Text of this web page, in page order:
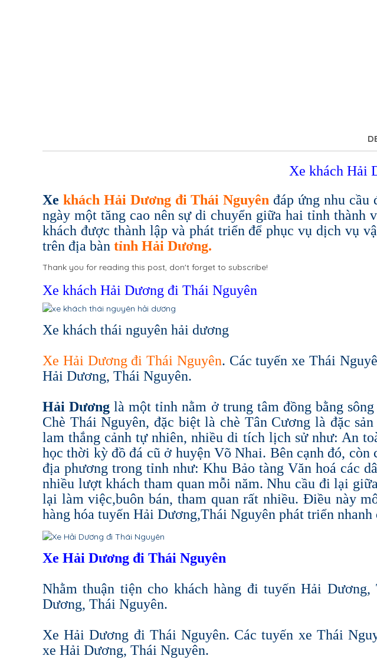
Xe khách Hải
Xe khách Hải Dương đi Thái Nguyên đáp ứng nhu cầu
ngày một tăng cao nên sự di chuyển giữa hai tỉnh
khách được thành lập và phát triển để phục vụ dịch vụ
trên địa bàn tỉnh Hải Dương.
Thank you for reading this post, don't forget to subscribe!
Xe khách Hải Dương đi Thái Nguyên
Xe khách thái nguyên hải dương
Xe Hải Dương đi Thái Nguyên. Các tuyến xe Thái
Hải Dương, Thái Nguyên.
Hải Dươnglà một tỉnh nằm ở trung tâm đồng bằng
Chè Thái Nguyên, đặc biệt là chè Tân Cương là đặc
lam thắng cảnh tự nhiên, nhiều di tích lịch sử như: An
học thời kỳ đồ đá cũ ở huyện Võ Nhai. Bên cạnh đó,
địa phương trong tỉnh như: Khu Bảo tàng Văn hoá các
nhiều lượt khách tham quan mỗi năm. Nhu cầu đi lại
lại làm việc,buôn bán, tham quan rất nhiều. Điều này
hàng hóa tuyến Hải Dương,Thái Nguyên phát triển
Xe Hải Dương đi Thái Nguyên
Nhằm thuận tiện cho khách hàng đi tuyến Hải
Dương, Thái Nguyên.
Xe Hải Dương đi Thái Nguyên. Các tuyến xe Thái
xe Hải Dương, Thái Nguyên.